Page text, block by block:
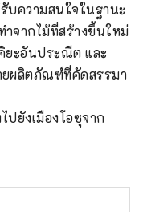
บความสนใจในฐานะ
ำจากไม้ที่สร้างขึ้นใหม่
ยะอันประณีต และ
ผลิตภัณฑ์ที่คัดสรรมา
ปยังเมืองโอซุจาก